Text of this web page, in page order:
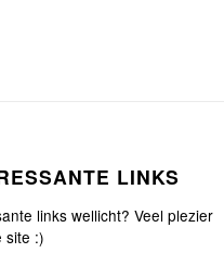
LINKS
links wellicht? Veel plezier
site :)